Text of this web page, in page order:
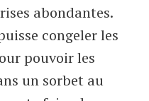
abondantes.
congeler les
pouvoir les
un sorbet au